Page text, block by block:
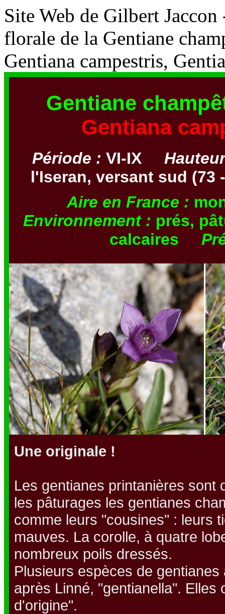
Site Web de Gilbert
florale de la Gentiane
Gentiana campestris,
Gentiane
Gentiana
Période : VI-IX
l'Iseran, versant sud (73
Aire en France :
Environnement : prés,
calcaires
Une originale !
Les gentianes printanières sont
les pâturages les gentianes
comme leurs "cousines" : leurs
mauves. La corolle, à quatre
nombreux poils dressés.
Plusieurs espèces de
après Linné, "gentianella".
d'origine".